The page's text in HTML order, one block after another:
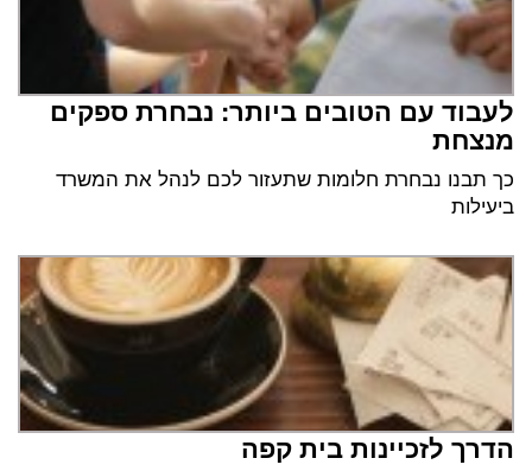
לעבוד עם הטובים ביותר: נבחרת ספקים
מנצחת
כך תבנו נבחרת חלומות שתעזור לכם לנהל את המשרד
ביעילות
הדרך לזכיינות בית קפה